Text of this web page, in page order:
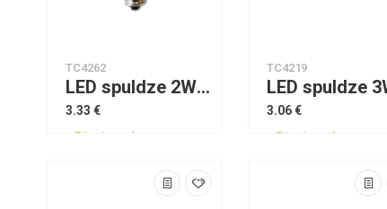
TC4262
LED spuldze 2W Filament E14 P45 2700K VTAC
3.33 €
Pieejams!
TC4219
3.06 €
Pieejams!